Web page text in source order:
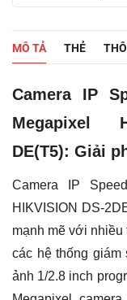
hồng
ngoại
HIKVISION
DS-
2DE4215IW-
DE(T5)
số
MÔ TẢ THẺ
Camera IP
Megapixel
DE(T5): Giải
Camera IP
HIKVISION DS-
mạnh mẽ với
các hệ thống giám
ảnh 1/2.8 inch